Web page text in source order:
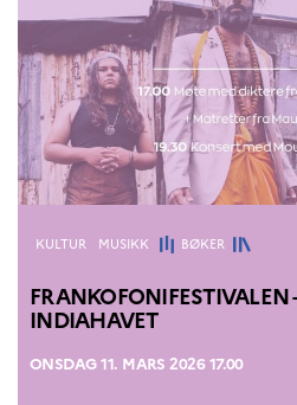
Høyere
Studere i
Campus
Frankrike
Studere i
Frankrike
Kategorier
KULTUR MUSIKK BØKER
FRANKOFONIFESTIVALEN
INDIAHAVET
ONSDAG 11. MARS 2026 17.00